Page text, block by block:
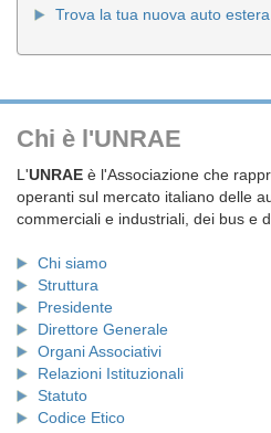
Trova la tua nuova auto estera
Chi è l'UNRAE
L'UNRAE è l'Associazione che
operanti sul mercato italiano delle
commerciali e industriali, dei bus e
Chi siamo
Struttura
Presidente
Direttore Generale
Organi Associativi
Relazioni Istituzionali
Statuto
Codice Etico